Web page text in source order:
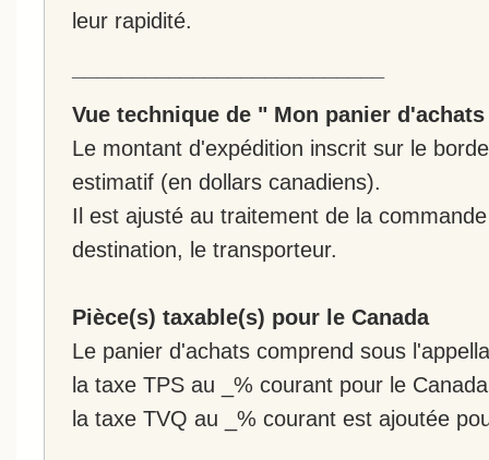
leur rapidité.
Vue technique de " Mon panier
Le montant d'expédition inscrit sur le
estimatif (en dollars canadiens).
Il est ajusté au traitement de la
destination, le transporteur.
Pièce(s) taxable(s) pour le Canada
Le panier d'achats comprend sous
la taxe TPS au _% courant pour le
la taxe TVQ au _% courant est ajoutée